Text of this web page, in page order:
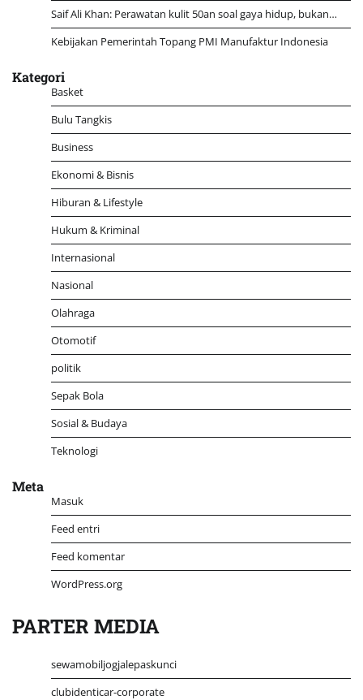
Saif Ali Khan: Perawatan kulit 50an soal gaya hidup, bukan…
Kebijakan Pemerintah Topang PMI Manufaktur Indonesia
Kategori
Basket
Bulu Tangkis
Business
Ekonomi & Bisnis
Hiburan & Lifestyle
Hukum & Kriminal
Internasional
Nasional
Olahraga
Otomotif
politik
Sepak Bola
Sosial & Budaya
Teknologi
Meta
Masuk
Feed entri
Feed komentar
WordPress.org
PARTER MEDIA
sewamobiljogjalepaskunci
clubidenticar-corporate